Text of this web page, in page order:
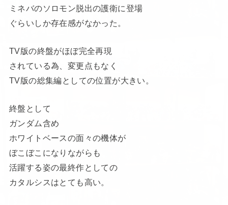
ミネバのソロモン脱出の護衛に登場
ぐらいしか存在感がなかった。
TV版の終盤がほぼ完全再現
されている為、変更点もなく
TV版の総集編としての位置が大きい。
終盤として
ガンダム含め
ホワイトベースの面々の機体が
ぼこぼこになりながらも
活躍する姿の最終作としての
カタルシスはとても高い。